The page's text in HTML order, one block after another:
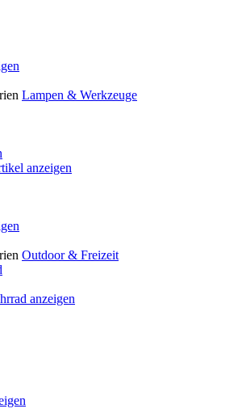
Lampen & Werkzeuge
anzeigen
Outdoor & Freizeit
anzeigen